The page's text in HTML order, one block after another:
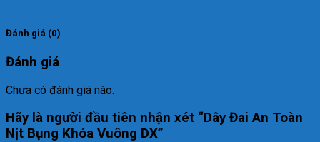
Đánh giá (0)
Đánh giá
Chưa có đánh giá nào.
Hãy là người đầu tiên nhận xét “Dây Đai An Toàn
Nịt Bụng Khóa Vuông DX”